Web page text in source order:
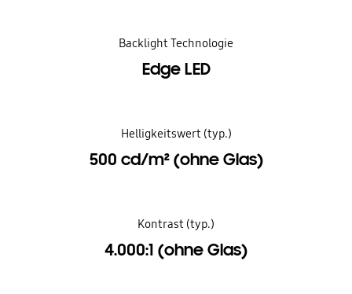
Backlight Technologie
Edge LED
Helligkeitswert (typ.)
500 cd/m² (ohne Glas)
Kontrast (typ.)
4.000:1 (ohne Glas)